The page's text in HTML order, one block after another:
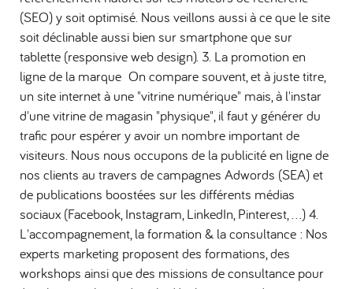
(SEO) y soit optimisé. Nous veillons aussi à ce que le site
soit déclinable aussi bien sur smartphone que sur
tablette (responsive web design). 3. La promotion en
ligne de la marque On compare souvent, et à juste titre,
un site internet à une "vitrine numérique" mais, à l'instar
d'une vitrine de magasin "physique", il faut y générer du
trafic pour espérer y avoir un nombre important de
visiteurs. Nous nous occupons de la publicité en ligne de
nos clients au travers de campagnes Adwords (SEA) et
de publications boostées sur les différents médias
sociaux (Facebook, Instagram, LinkedIn, Pinterest, ...) 4.
L'accompagnement, la formation & la consultance : Nos
experts marketing proposent des formations, des
workshops ainsi que des missions de consultance pour